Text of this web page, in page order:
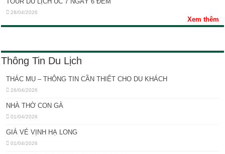
28/04/2026
Xem thêm
Thông Tin Du Lịch
THÁC MU – THÔNG TIN CẦN THIẾT CHO DU KHÁCH
26/04/2026
NHÀ THỜ CON GÀ
01/04/2026
GIÁ VÉ VỊNH HẠ LONG
01/04/2026